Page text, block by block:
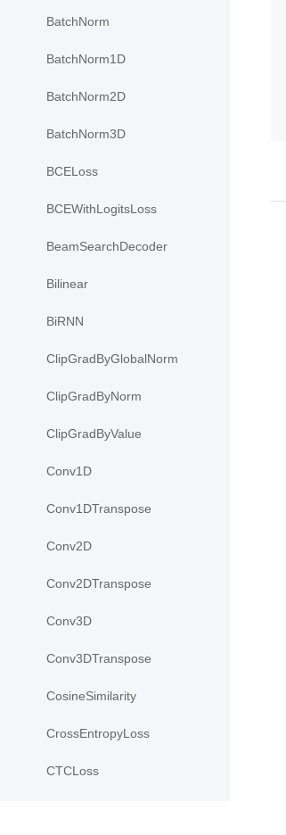
BatchNorm
BatchNorm1D
BatchNorm2D
BatchNorm3D
BCELoss
BCEWithLogitsLoss
BeamSearchDecoder
Bilinear
BiRNN
ClipGradByGlobalNorm
ClipGradByNorm
ClipGradByValue
Conv1D
Conv1DTranspose
Conv2D
Conv2DTranspose
Conv3D
Conv3DTranspose
CosineSimilarity
CrossEntropyLoss
CTCLoss